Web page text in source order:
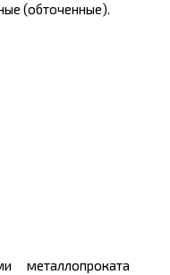
(обточенные).
металлопроката